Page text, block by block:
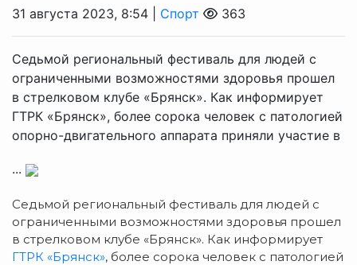
31 августа 2023, 8:54 | Спорт 363
Седьмой региональный фестиваль для людей с
ограниченными возможностями здоровья прошел
в стрелковом клубе «Брянск». Как информирует
ГТРК «Брянск», более сорока человек с патологией
опорно-двигательного аппарата приняли участие в
...
Седьмой региональный фестиваль для людей с
ограниченными возможностями здоровья прошел
в стрелковом клубе «Брянск». Как информирует
ГТРК «Брянск», более сорока человек с патологией